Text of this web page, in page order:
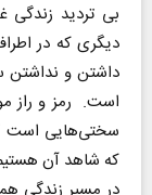
بی تردید زندگی
دیگری که در
داشتن و نداشتن
است. رمز و راز
سختی‌هایی است
که شاهد آن